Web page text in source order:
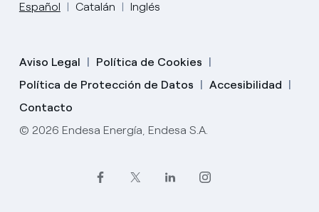
Español Catalán Inglés
Aviso Legal
Política de Cookies
Política de Protección de Datos
Accesibilidad
Contacto
© 2026 Endesa Energía, Endesa S.A.